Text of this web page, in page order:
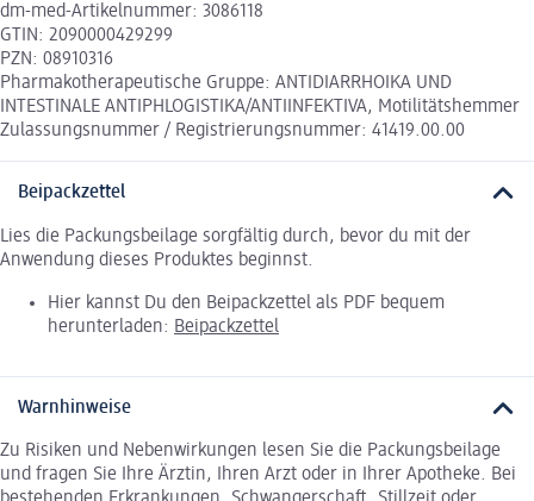
dm-med-Artikelnummer: 3086118
GTIN: 2090000429299
PZN: 08910316
Pharmakotherapeutische Gruppe: ANTIDIARRHOIKA UND
INTESTINALE ANTIPHLOGISTIKA/ANTIINFEKTIVA, Motilitätshemmer
Zulassungsnummer / Registrierungsnummer: 41419.00.00
Beipackzettel
Lies die Packungsbeilage sorgfältig durch, bevor du mit der
Anwendung dieses Produktes beginnst.
Hier kannst Du den Beipackzettel als PDF bequem
herunterladen: Beipackzettel
Warnhinweise
Zu Risiken und Nebenwirkungen lesen Sie die Packungsbeilage
und fragen Sie Ihre Ärztin, Ihren Arzt oder in Ihrer Apotheke. Bei